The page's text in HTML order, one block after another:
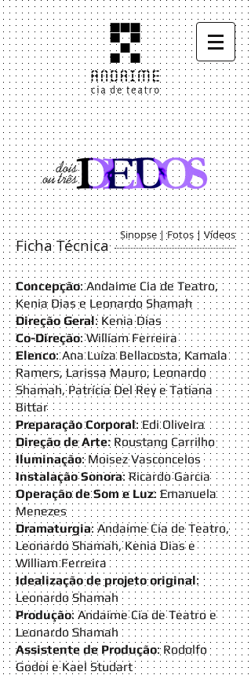
Sinopse | Fotos | Vídeos
Ficha Técnica
Concepção: Andaime Cia de Teatro,
Kenia Dias e Leonardo Shamah
Direção Geral: Kenia Dias
Co-Direção: William Ferreira
Elenco: Ana Luíza Bellacosta, Kamala
Ramers, Larissa Mauro, Leonardo
Shamah, Patrícia Del Rey e Tatiana
Bittar
Preparação Corporal: Edi Oliveira
Direção de Arte: Roustang Carrilho
Iluminação: Moisez Vasconcelos
Instalação Sonora: Ricardo Garcia
Operação de Som e Luz: Emanuela
Menezes
Dramaturgia: Andaime Cia de Teatro,
Leonardo Shamah, Kenia Dias e
William Ferreira
Idealização de projeto original:
Leonardo Shamah
Produção: Andaime Cia de Teatro e
Leonardo Shamah
Assistente de Produção: Rodolfo
Godoi e Kael Studart